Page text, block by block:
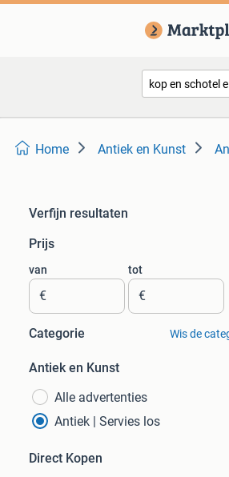
Home Antiek en Kunst
Verfijn resultaten
Prijs
van
€
tot
€
Categorie Wis de
Antiek en Kunst
Alle advertenties
Antiek | Servies los
Direct Kopen